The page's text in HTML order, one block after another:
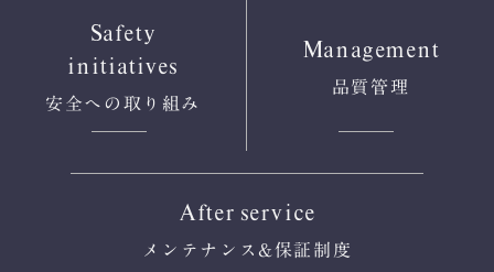
Safety
initiatives
安全への 取り組み
Management
品質管理
After service
メンテナンス &保証制度